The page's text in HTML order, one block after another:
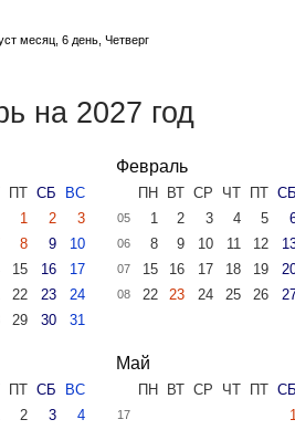
месяц, 6 день, Четверг
на 2027 год
ПТ СБ ВС
1 2 3
8 9 10
15 16 17
22 23 24
29 30 31
Февраль
ПН ВТ СР ЧТ ПТ СБ
05 1 2 3 4 5
06 8 9 10 11 12
07 15 16 17 18 19
08 22 23 24 25 26
ПТ СБ ВС
2 3 4
Май
ПН ВТ СР ЧТ ПТ СБ
17 1